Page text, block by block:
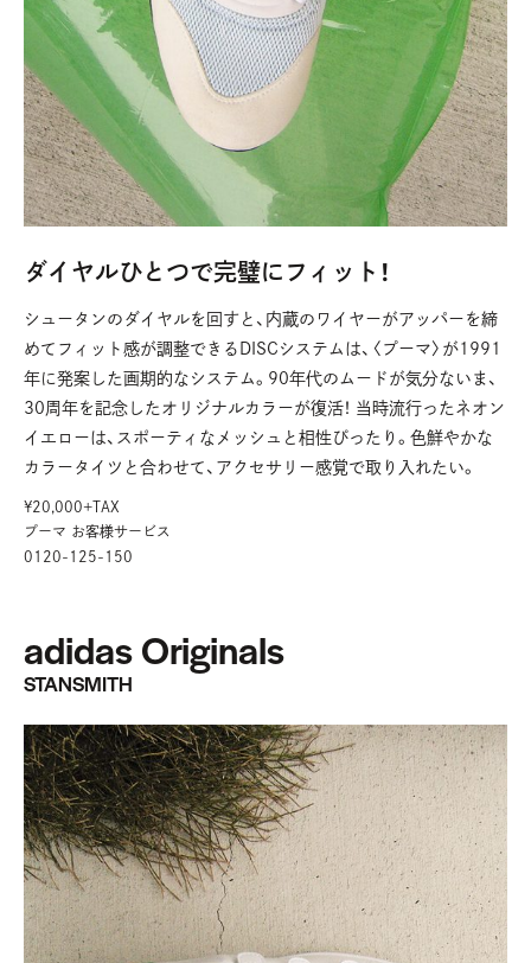
ダイヤルひとつで完璧にフィット！
シュータンのダイヤルを回すと、内蔵のワイヤーがアッパーを締
めてフィット感が調整できるDISCシステムは、〈プーマ〉が1991
年に発案した画期的なシステム。90年代のムードが気分ないま、
30周年を記念したオリジナルカラーが復活！ 当時流行ったネオン
イエローは、スポーティなメッシュと相性ぴったり。色鮮やかな
カラータイツと合わせて、アクセサリー感覚で取り入れたい。
¥20,000+TAX
プーマ お客様サービス
0120-125-150
adidas Originals
STANSMITH